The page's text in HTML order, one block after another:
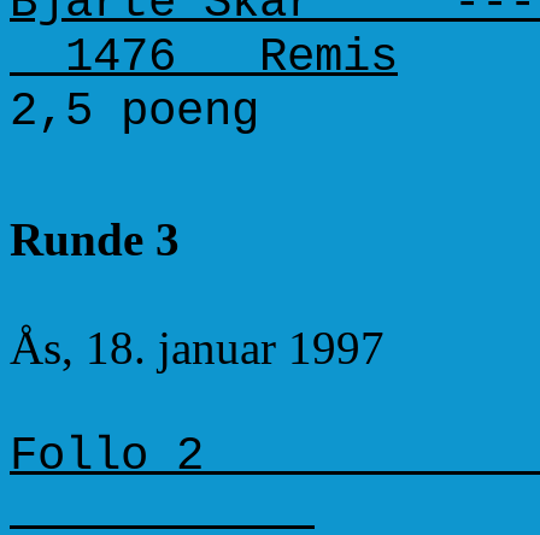
1476 Remis
2,5 poeng
Runde 3
Ås, 18. januar 1997
Follo 2